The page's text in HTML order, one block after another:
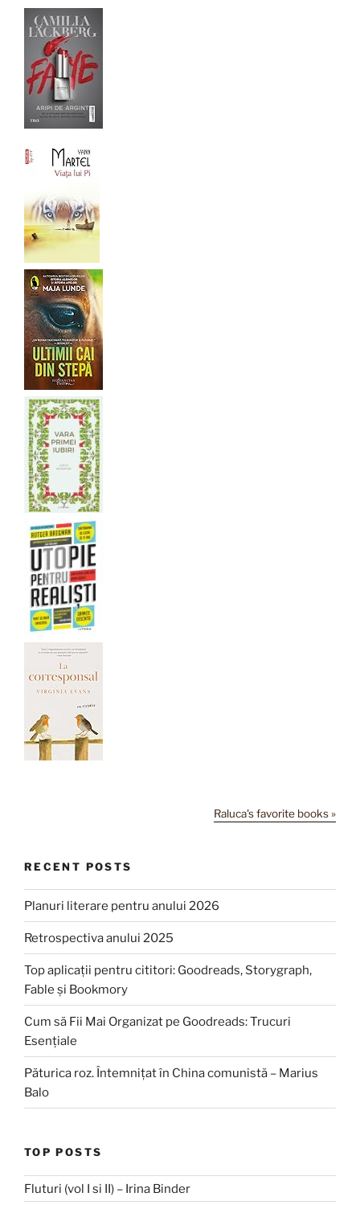
Raluca's favorite books »
RECENT POSTS
Planuri literare pentru anului 2026
Retrospectiva anului 2025
Top aplicații pentru cititori: Goodreads, Storygraph,
Fable și Bookmory
Cum să Fii Mai Organizat pe Goodreads: Trucuri
Esențiale
Păturica roz. Întemnițat în China comunistă – Marius
Balo
TOP POSTS
Fluturi (vol I si II) – Irina Binder